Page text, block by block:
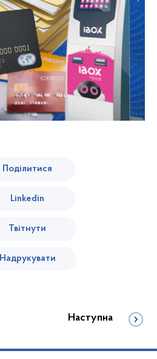
Поділитися
Linkedin
Твітнути
Надрукувати
Наступна